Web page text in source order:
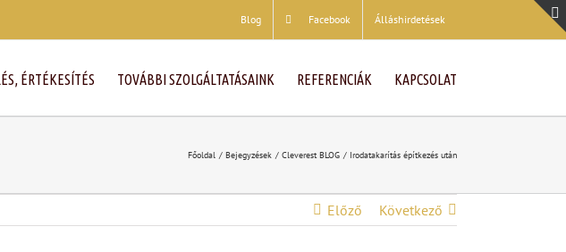
Blog Facebook Álláshirdetések
ÉRTÉKESÍTÉS TOVÁBBI SZOLGÁLTATÁSAINK REFERENCIÁK KAPCSOLAT
Főoldal Bejegyzések Cleverest BLOG Irodatakarítás építkezés után
Előző Következő